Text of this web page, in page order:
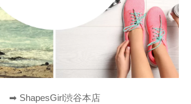
➡︎ ShapesGirl渋谷本店